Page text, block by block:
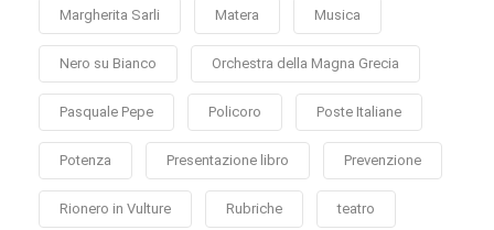
Margherita Sarli Matera Musica
Nero su Bianco Orchestra della Magna Grecia
Pasquale Pepe Policoro Poste Italiane
Potenza Presentazione libro Prevenzione
Rionero in Vulture Rubriche teatro